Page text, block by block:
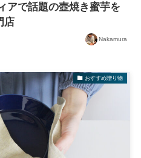
アで話題の壺焼き蜜芋を
店
Nakamura
おすすめ贈り物